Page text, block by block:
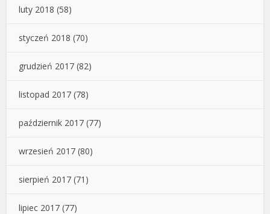
luty 2018 (58)
styczeń 2018 (70)
grudzień 2017 (82)
listopad 2017 (78)
październik 2017 (77)
wrzesień 2017 (80)
sierpień 2017 (71)
lipiec 2017 (77)